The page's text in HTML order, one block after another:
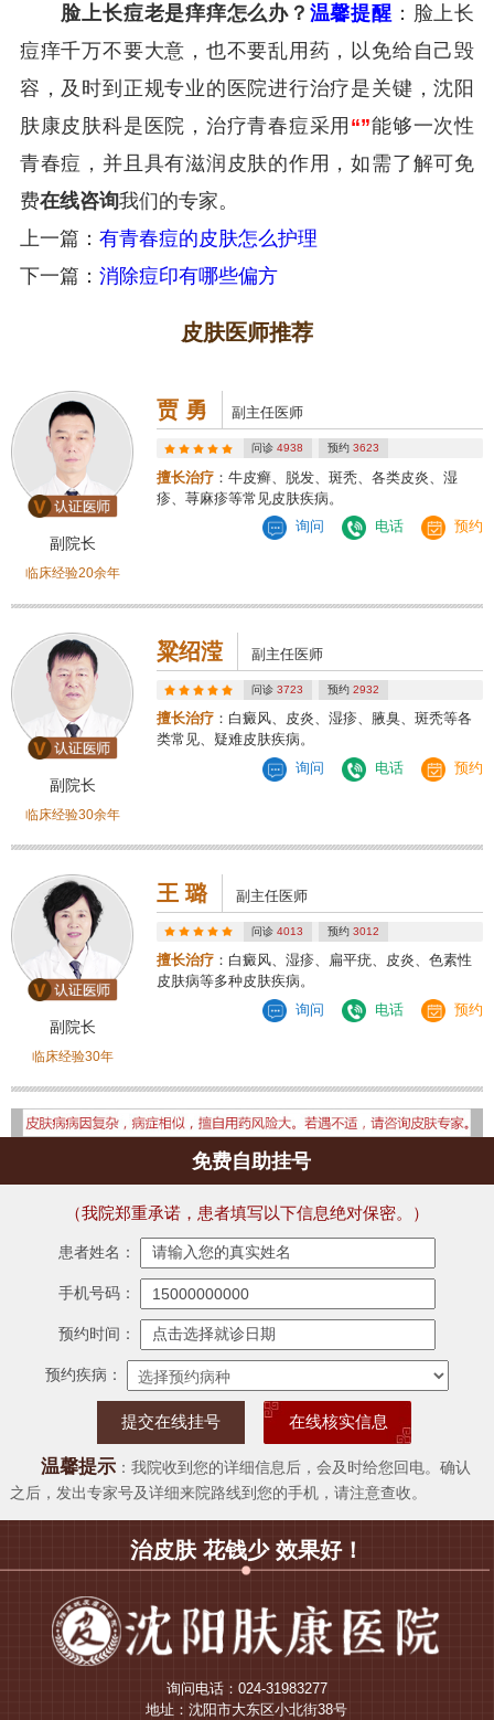
脸上长痘老是痒痒怎么办？ 温馨提醒 ：脸上长
痘痒千万不要大意，也不要乱用药，以免给自己毁
容，及时到正规专业的医院进行治疗是关键，沈阳
肤康皮肤科是医院，治疗青春痘采用 “”能够一次性
青春痘，并且具有滋润皮肤的作用，如需了解可免
费在线咨询我们的专家。
上一篇： 有青春痘的皮肤怎么护理
下一篇： 消除痘印有哪些偏方
皮肤医师推荐
副院长
临床经验20余年
贾 勇 副主任医师
问诊4938 预约 3623
擅长治疗 ：牛皮癣、脱发、斑秃、各类皮炎、湿
疹、荨麻疹等常见皮肤疾病。
询问
电话 预约
副院长
临床经验30余年
粱绍滢 副主任医师
问诊3723 预约 2932
擅长治疗 ：白癜风、皮炎、湿疹、腋臭、斑秃等各
类常见、疑难皮肤疾病。
询问
电话 预约
副院长
临床经验30年
王 璐 副主任医师
问诊4013 预约 3012
擅长治疗 ：白癜风、湿疹、扁平疣、皮炎、色素性
皮肤病等多种皮肤疾病。
询问
电话 预约
免费自助挂号
（我院郑重承诺，患者填写以下信息绝对保密。）
患者姓名：
手机号码：
预约时间：
预约疾病：
在线核实信息
温馨提示：我院收到您的详细信息后，会及时给您回电。确认
之后，发出专家号及详细来院路线到您的手机，请注意查收。
治皮肤 花钱少 效果好！
询问电话：024-31983277
地址：沈阳市大东区小北街38号